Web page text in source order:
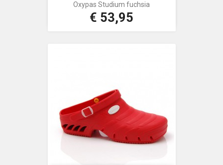
Oxypas Studium fuchsia
Prijs
€ 53,95